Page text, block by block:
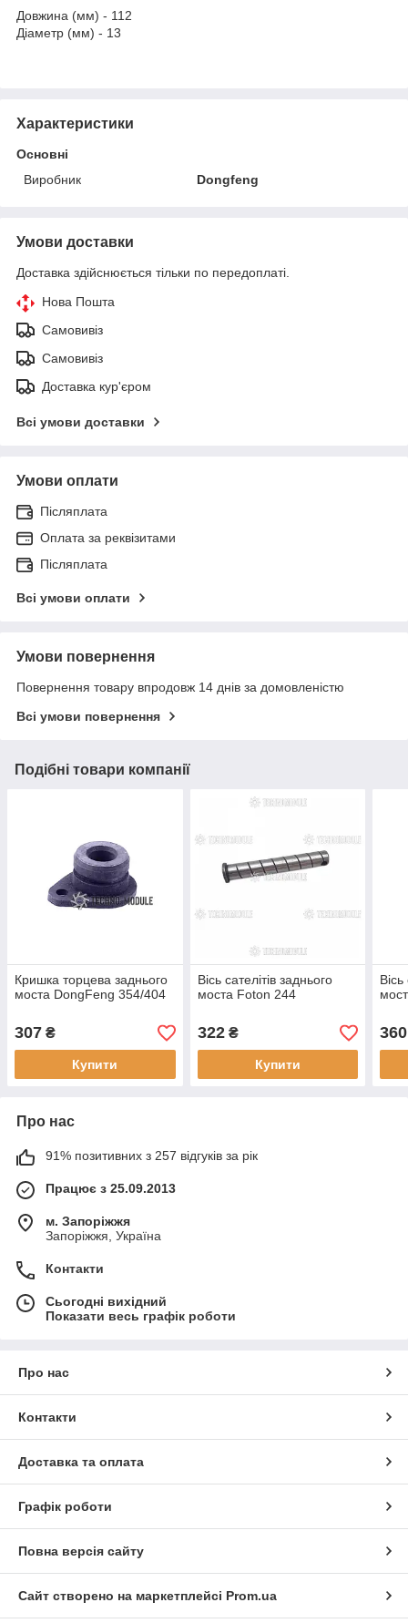
Довжина (мм) - 112
Діаметр (мм) - 13
Характеристики
Основні
Виробник
Dongfeng
Умови доставки
Доставка здійснюється тільки по передоплаті.
Нова Пошта
Самовивіз
Самовивіз
Доставка кур'єром
Всі умови доставки
Умови оплати
Післяплата
Оплата за реквізитами
Післяплата
Всі умови оплати
Умови повернення
Повернення товару впродовж 14 днів за домовленістю
Всі умови повернення
Подібні товари компанії
Кришка торцева заднього
моста DongFeng 354/404
307 ₴
Купити
Вісь сателітів заднього
моста Foton 244
322₴
Купити
360
Про нас
91% позитивних з 257 відгуків за рік
Працює з 25.09.2013
м. Запоріжжя
Запоріжжя, Україна
Контакти
Сьогодні вихідний
Показати весь графік роботи
Про нас
Контакти
Доставка та оплата
Графік роботи
Повна версія сайту
Сайт створено на маркетплейсі Prom.ua